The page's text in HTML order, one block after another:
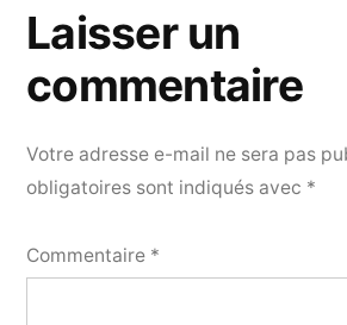
Laisser un
commentaire
Votre adresse e-mail ne sera pas
obligatoires sont indiqués avec *
Commentaire *